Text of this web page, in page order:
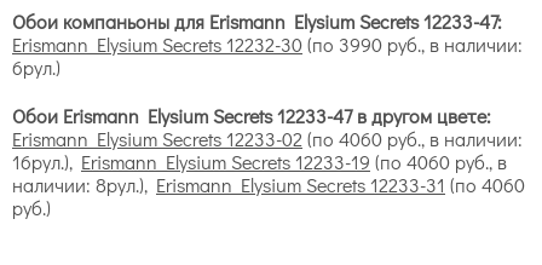
Обои компаньоны для Erismann Elysium Secrets 12233-47:
Erismann Elysium Secrets 12232-30(по 3990 руб., в наличии:
6рул.)
Обои Erismann Elysium Secrets 12233-47 в другом цвете:
Erismann Elysium Secrets 12233-02 (по 4060 руб., в наличии:
16рул.), Erismann Elysium Secrets 12233-19 (по 4060 руб., в
наличии: 8рул.), Erismann Elysium Secrets 12233-31 (по 4060
руб.)